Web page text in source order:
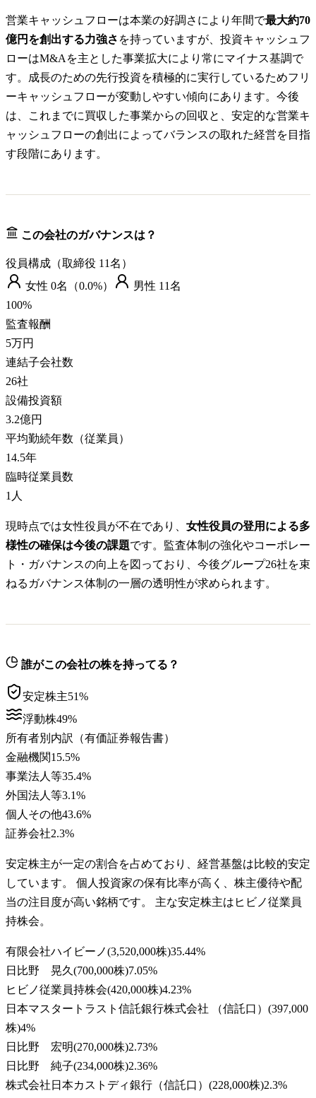
営業キャッシュフローは本業の好調さにより年間で最大約70
億円を創出する力強さ を持っていますが、投資キャッシュフ
ローはM&Aを主とした事業拡大により常にマイナス基調で
す。成長のための先行投資を積極的に実行しているためフリ
ーキャッシュフローが変動しやすい傾向にあります。今後
は、これまでに買収した事業からの回収と、安定的な営業キ
ャッシュフローの創出によってバランスの取れた経営を目指
す段階にあります。
この会社のガバナンスは？
役員構成（取締役 11名）
女性 0名（0.0%） 男性 11名
100%
監査報酬
5万円
連結子会社数
26社
設備投資額
3.2億円
平均勤続年数（従業員）
14.5年
臨時従業員数
1 人
現時点では女性役員が不在であり、 女性役員の登用による多
様性の確保は今後の課題です。監査体制の強化やコーポレー
ト・ガバナンスの向上を図っており、今後グループ26社を束
ねるガバナンス体制の一層の透明性が求められます。
誰がこの会社の株を持ってる？
安定株主51%
浮動株49%
所有者別内訳（有価証券報告書）
金融機関15.5%
事業法人等35.4%
外国法人等3.1%
個人その他43.6%
証券会社2.3%
安定株主が一定の割合を占めており、経営基盤は比較的安定
しています。 個人投資家の保有比率が高く、株主優待や配
当の注目度が高い銘柄です。 主な安定株主はヒビノ従業員
持株会。
有限会社ハイビーノ(3,520,000株)35.44%
日比野 晃久 (700,000株)7.05%
ヒビノ従業員持株会(420,000株)4.23%
日本マスタートラスト信託銀行株式会社 （信託口） (397,000
株)4%
日比野 宏明(270,000株)2.73%
日比野 純子(234,000株)2.36%
株式会社日本カストディ銀行（信託口） (228,000株)2.3%